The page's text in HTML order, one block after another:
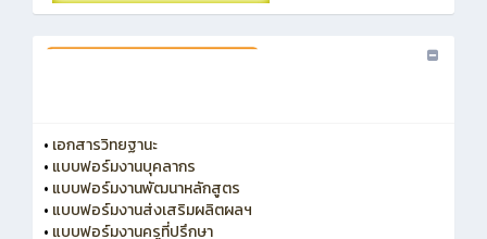
• เอกสารวิทยฐานะ
• แบบฟอร์มงานบุคลากร
• แบบฟอร์มงานพัฒนาหลักสูตร
• แบบฟอร์มงานส่งเสริมผลิตผลฯ
• แบบฟอร์มงานครูที่ปรึกษา